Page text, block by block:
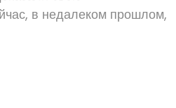
в недалеком прошлом,